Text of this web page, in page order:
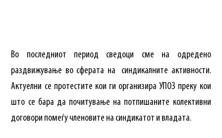
Во последниот период сведоци сме на одредено
раздвижување во сферата на синдикалните активности.
Актуелни се протестите кои ги организира УПОЗ преку кои
што се бара да почитување на потпишаните колективни
договори помеѓу членовите на синдикатот и владата.